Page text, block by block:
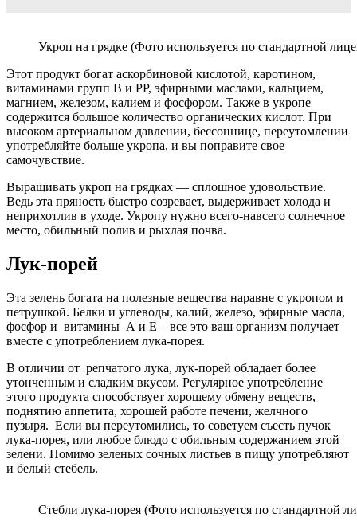
Укроп на грядке (Фото используется по стандартной
Этот продукт богат аскорбиновой кислотой, каротином,
витаминами групп В и РР, эфирными маслами, кальцием,
магнием, железом, калием и фосфором. Также в укропе
содержится большое количество органических кислот. При
высоком артериальном давлении, бессоннице, переутомлении
употребляйте больше укропа, и вы поправите свое
самочувствие.
Выращивать укроп на грядках — сплошное удовольствие.
Ведь эта пряность быстро созревает, выдерживает холода и
неприхотлив в уходе. Укропу нужно всего-навсего солнечное
место, обильный полив и рыхлая почва.
Лук-порей
Эта зелень богата на полезные вещества наравне с укропом и
петрушкой. Белки и углеводы, калий, железо, эфирные масла,
фосфор и витамины А и Е – все это ваш организм получает
вместе с употреблением лука-порея.
В отличии от репчатого лука, лук-порей обладает более
утонченным и сладким вкусом. Регулярное употребление
этого продукта способствует хорошему обмену веществ,
поднятию аппетита, хорошей работе печени, желчного
пузыря. Если вы переутомились, то советуем съесть пучок
лука-порея, или любое блюдо с обильным содержанием этой
зелени. Помимо зеленых сочных листьев в пищу употребляют
и белый стебель.
Стебли лука-порея (Фото используется по стандартной